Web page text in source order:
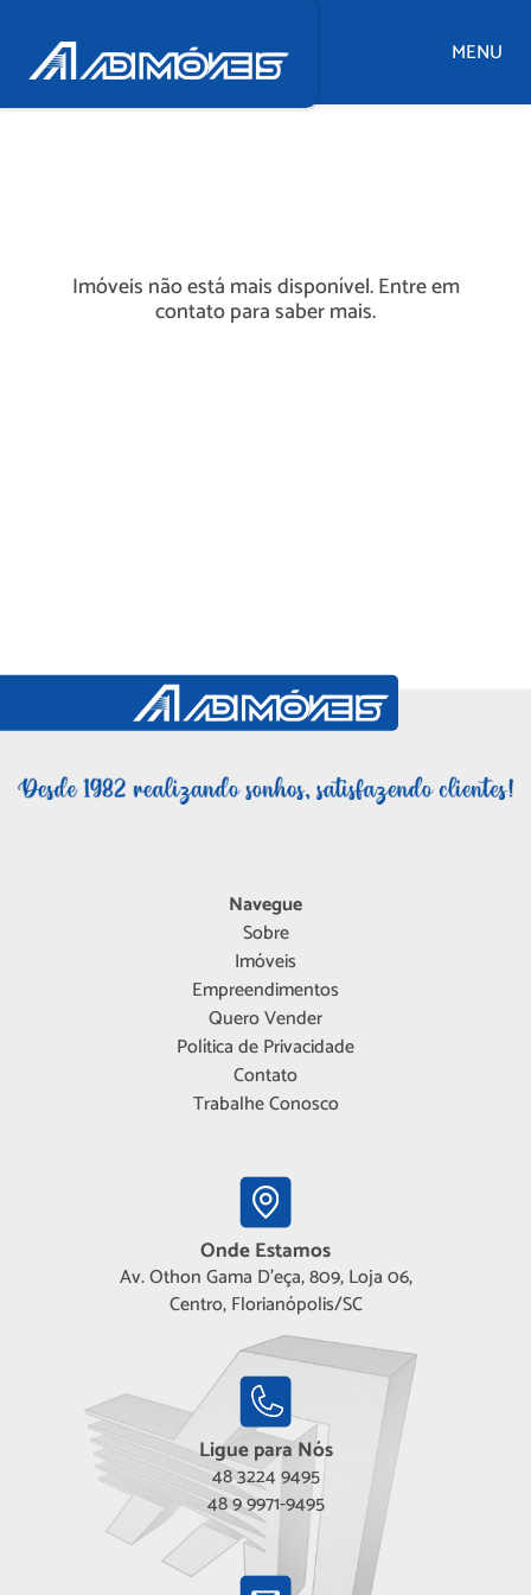
MENU
Imóveis não está mais disponível. Entre em
contato para saber mais.
Navegue
Sobre
Imóveis
Empreendimentos
Quero Vender
Política de Privacidade
Contato
Trabalhe Conosco
Onde Estamos
Av. Othon Gama D'eça, 809, Loja 06,
Centro, Florianópolis/SC
Ligue para Nós
48 3224 9495
48 9 9971-9495